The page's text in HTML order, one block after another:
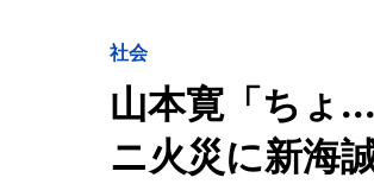
社会
山本寛「ちょ
ニ火災に新海